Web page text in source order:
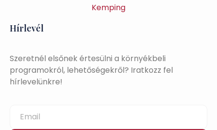
Kemping
Hírlevél
Szeretnél elsőnek értesülni a környékbeli
programokról, lehetőségekről? Iratkozz fel
hírlevelünkre!